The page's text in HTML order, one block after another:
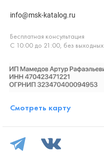
info@msk-katalog.ru
Бесплатная консультация
С 10:00 до 21:00, без выходных
Смотреть карту